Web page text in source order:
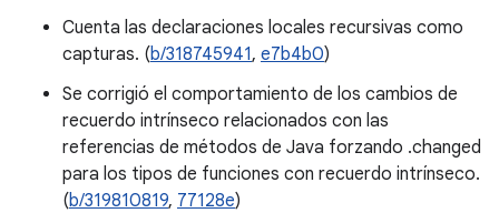
Cuenta las declaraciones locales recursivas como
capturas. (b/318745941, e7b4b0)
Se corrigió el comportamiento de los cambios de
recuerdo intrínseco relacionados con las
referencias de métodos de Java forzando .changed
para los tipos de funciones con recuerdo intrínseco.
(b/319810819, 77128e)